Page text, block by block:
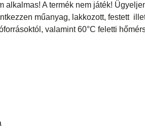
alkalmas! A termék nem játék!
műanyag, lakkozott, festett
valamint 60°C feletti